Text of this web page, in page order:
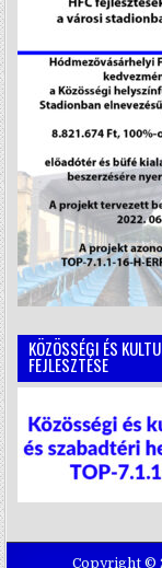
KÖZÖSSÉGI ÉS
FEJLESZTÉSE
Copyright ©